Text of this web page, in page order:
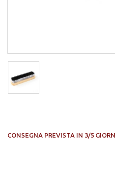
CONSEGNA PREVISTA IN 3/5